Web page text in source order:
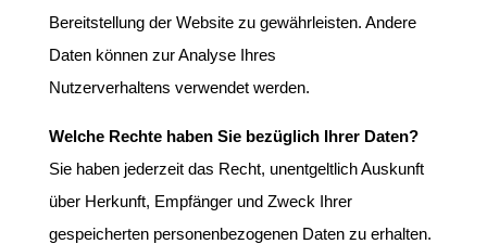
Bereitstellung der Website zu gewährleisten. Andere
Daten können zur Analyse Ihres
Nutzerverhaltens verwendet werden.
Welche Rechte haben Sie bezüglich Ihrer Daten?
Sie haben jederzeit das Recht, unentgeltlich Auskunft
über Herkunft, Empfänger und Zweck Ihrer
gespeicherten personenbezogenen Daten zu erhalten.